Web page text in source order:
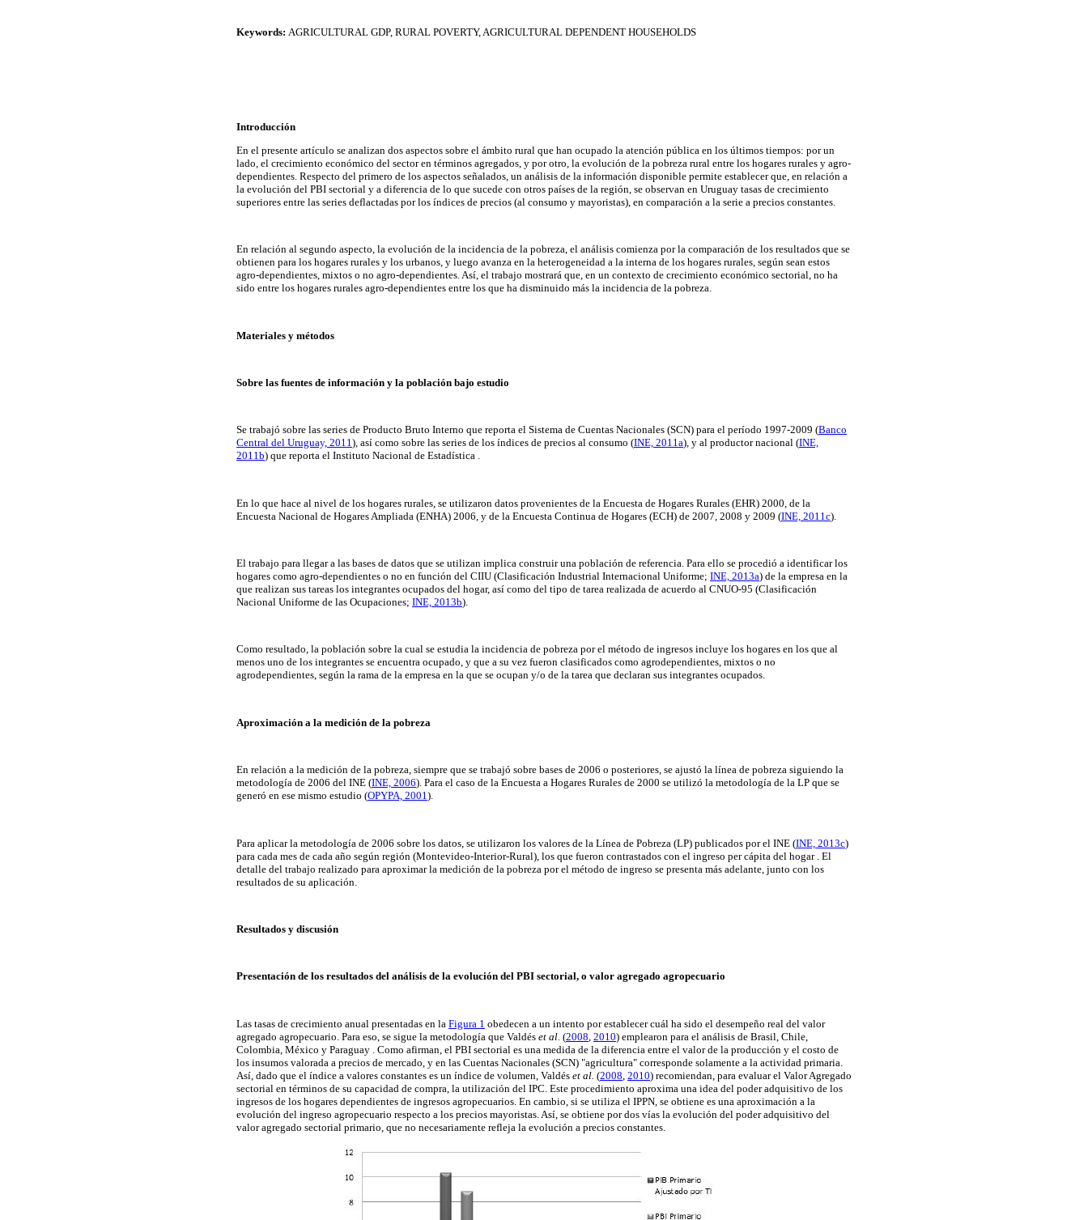
Keywords: AGRICULTURAL GDP, RURAL POVERTY, AGRICULTURAL DEPENDENT HOUSEHOLDS
Introducción
En el presente artículo se analizan dos aspectos sobre el ámbito rural que han ocupado la atención pública en los últimos tiempos: por un
lado, el crecimiento económico del sector en términos agregados, y por otro, la evolución de la pobreza rural entre los hogares rurales y agro-
dependientes. Respecto del primero de los aspectos señalados, un análisis de la información disponible permite establecer que, en relación a
la evolución del PBI sectorial y a diferencia de lo que sucede con otros países de la región, se observan en Uruguay tasas de crecimiento
superiores entre las series deflactadas por los índices de precios (al consumo y mayoristas), en comparación a la serie a precios constantes.
En relación al segundo aspecto, la evolución de la incidencia de la pobreza, el análisis comienza por la comparación de los resultados que se
obtienen para los hogares rurales y los urbanos, y luego avanza en la heterogeneidad a la interna de los hogares rurales, según sean estos
agro-dependientes, mixtos o no agro-dependientes. Así, el trabajo mostrará que, en un contexto de crecimiento económico sectorial, no ha
sido entre los hogares rurales agro-dependientes entre los que ha disminuido más la incidencia de la pobreza.
Materiales y métodos
Sobre las fuentes de información y la población bajo estudio
Se trabajó sobre las series de Producto Bruto Interno que reporta el Sistema de Cuentas Nacionales (SCN) para el período 1997-2009 (Banco
Central del Uruguay, 2011), así como sobre las series de los índices de precios al consumo (INE, 2011a), y al productor nacional (INE,
2011b) que reporta el Instituto Nacional de Estadística .
En lo que hace al nivel de los hogares rurales, se utilizaron datos provenientes de la Encuesta de Hogares Rurales (EHR) 2000, de la
Encuesta Nacional de Hogares Ampliada (ENHA) 2006, y de la Encuesta Continua de Hogares (ECH) de 2007, 2008 y 2009 (INE, 2011c).
El trabajo para llegar a las bases de datos que se utilizan implica construir una población de referencia. Para ello se procedió a identificar los
hogares como agro-dependientes o no en función del CIIU (Clasificación Industrial Internacional Uniforme; INE, 2013a) de la empresa en la
que realizan sus tareas los integrantes ocupados del hogar, así como del tipo de tarea realizada de acuerdo al CNUO-95 (Clasificación
Nacional Uniforme de las Ocupaciones; INE, 2013b).
Como resultado, la población sobre la cual se estudia la incidencia de pobreza por el método de ingresos incluye los hogares en los que al
menos uno de los integrantes se encuentra ocupado, y que a su vez fueron clasificados como agrodependientes, mixtos o no
agrodependientes, según la rama de la empresa en la que se ocupan y/o de la tarea que declaran sus integrantes ocupados.
Aproximación a la medición de la pobreza
En relación a la medición de la pobreza, siempre que se trabajó sobre bases de 2006 o posteriores, se ajustó la línea de pobreza siguiendo la
metodología de 2006 del INE (INE, 2006). Para el caso de la Encuesta a Hogares Rurales de 2000 se utilizó la metodología de la LP que se
generó en ese mismo estudio (OPYPA, 2001).
Para aplicar la metodología de 2006 sobre los datos, se utilizaron los valores de la Línea de Pobreza (LP) publicados por el INE (INE, 2013c)
para cada mes de cada año según región (Montevideo-Interior-Rural), los que fueron contrastados con el ingreso per cápita del hogar . El
detalle del trabajo realizado para aproximar la medición de la pobreza por el método de ingreso se presenta más adelante, junto con los
resultados de su aplicación.
Resultados y discusión
Presentación de los resultados del análisis de la evolución del PBI sectorial, o valor agregado agropecuario
Las tasas de crecimiento anual presentadas en la Figura 1 obedecen a un intento por establecer cuál ha sido el desempeño real del valor
agregado agropecuario. Para eso, se sigue la metodología que Valdés et al. (2008 2010) emplearon para el análisis de Brasil, Chile,
Colombia, México y Paraguay . Como afirman, el PBI sectorial es una medida de la diferencia entre el valor de la producción y el costo de
los insumos valorada a precios de mercado, y en las Cuentas Nacionales (SCN) "agricultura" corresponde solamente a la actividad primaria.
Así, dado que el índice a valores constantes es un índice de volumen, Valdés et al. (2008 2010) recomiendan, para evaluar el Valor Agregado
sectorial en términos de su capacidad de compra, la utilización del IPC. Este procedimiento aproxima una idea del poder adquisitivo de los
ingresos de los hogares dependientes de ingresos agropecuarios. En cambio, si se utiliza el IPPN, se obtiene es una aproximación a la
evolución del ingreso agropecuario respecto a los precios mayoristas. Así, se obtiene por dos vías la evolución del poder adquisitivo del
valor agregado sectorial primario, que no necesariamente refleja la evolución a precios constantes.